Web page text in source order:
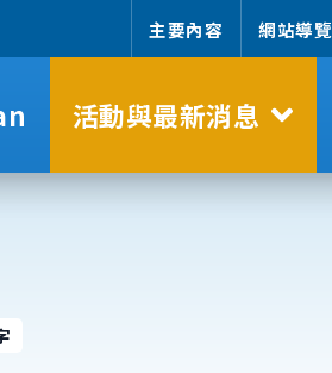
主要內容 網站導覽
活動與最新消息